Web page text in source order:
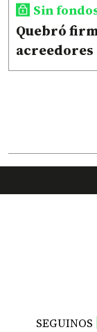
Sin
Quebró
SEGUINOS